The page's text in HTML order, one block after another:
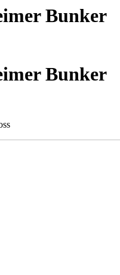
Bunker
Bunker